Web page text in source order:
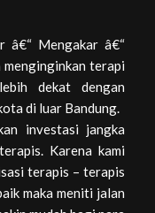
â€“ Mengakar â€“
terapi
dekat dengan
di luar Bandung.
investasi jangka
Karena kami
terapis – terapis
maka meniti jalan